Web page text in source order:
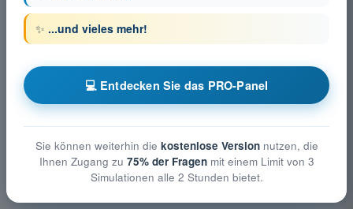
✨ ...und vieles mehr!
💻 Entdecken Sie das PRO-Panel
Sie können weiterhin die kostenlose Versionnutzen, die
Ihnen Zugang zu 75% der Fragenmit einem Limit von 3
Simulationen alle 2 Stunden bietet.